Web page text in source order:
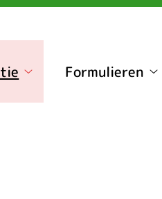
submenu
Formulieren